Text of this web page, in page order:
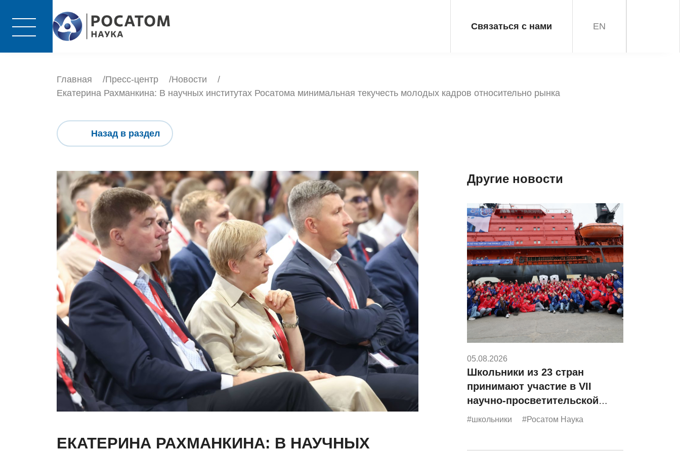
Связаться с нами EN
Главная Пресс-центр
Новости
Екатерина Рахманкина: В научных институтах Росатома минимальная текучесть молодых кадров относительно рынка
Назад в раздел
ЕКАТЕРИНА РАХМАНКИНА: В НАУЧНЫХ
Другие новости
05.08.2026
Школьники из 23 стран
принимают участие в VII
научно-просветительской
экспедиции «Росатома»
#школьники #Росатом Наука